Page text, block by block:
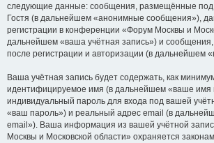
следующие данные: сообщения, размещённые под
Гостя (в дальнейшем «анонимные сообщения»),
регистрации в конференции «Форум Москвы и
дальнейшем «ваша учётная запись») и
после регистрации и авторизации (в дальнейшем
Ваша учётная запись будет содержать, как
идентифицируемое имя (в дальнейшем «ваше имя
индивидуальный пароль для входа под вашей
«ваш пароль») и реальный адрес email (в
email»). Ваша информация из вашей учётной
Москвы и Московской области» охраняется